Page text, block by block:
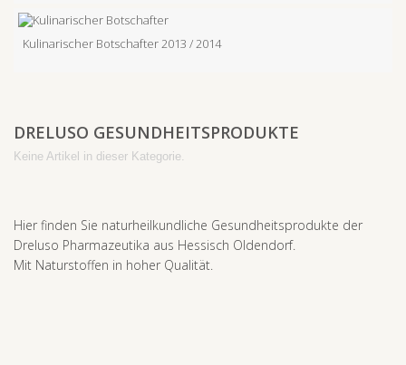
Kulinarischer Botschafter 2013 / 2014
DRELUSO GESUNDHEITSPRODUKTE
Keine Artikel in dieser Kategorie.
Hier finden Sie naturheilkundliche Gesundheitsprodukte der
Dreluso Pharmazeutika aus Hessisch Oldendorf.
Mit Naturstoffen in hoher Qualität.